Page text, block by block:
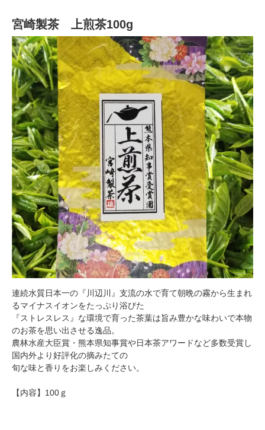
宮崎製茶 上煎茶100g
連続水質日本一の『川辺川』支流の水で育て朝晩の霧から生まれ
るマイナスイオンをたっぷり浴びた
『ストレスレス』な環境で育った茶葉は旨み豊かな味わいで本物
のお茶を思い出させる逸品。
農林水産大臣賞・熊本県知事賞や日本茶アワードなど多数受賞し
国内外より好評化の摘みたての
旬な味と香りをお楽しみください。
【内容】100ｇ